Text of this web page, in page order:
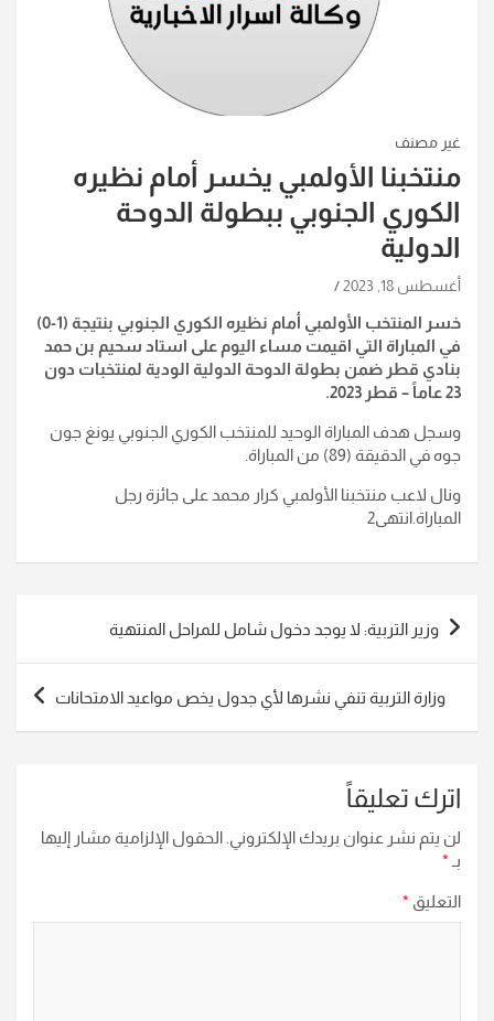
غير مصنف
منتخبنا الأولمبي يخسر أمام نظيره
الكوري الجنوبي ببطولة الدوحة
الدولية
أغسطس 18, 2023
خسر المنتخب الأولمبي أمام نظيره الكوري الجنوبي بنتيجة (1-0)
في المباراة التي اقيمت مساء اليوم على استاد سحيم بن حمد
بنادي قطر ضمن بطولة الدوحة الدولية الودية لمنتخبات دون
23 عاماً – قطر 2023.
وسجل هدف المباراة الوحيد للمنتخب الكوري الجنوبي يونغ جون
جوه في الدقيقة (89) من المباراة.
ونال لاعب منتخبنا الأولمبي كرار محمد على جائزة رجل
المباراة.انتهى2
تصفّح
المقالات
وزير التربية: لا يوجد دخول شامل للمراحل المنتهية
وزارة التربية تنفي نشرها لأي جدول يخص مواعيد الامتحانات
اترك تعليقاً
لن يتم نشر عنوان بريدك الإلكتروني. الحقول الإلزامية مشار إليها
بـ *
التعليق *